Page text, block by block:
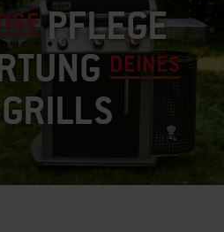
PFLEGE
DEINES